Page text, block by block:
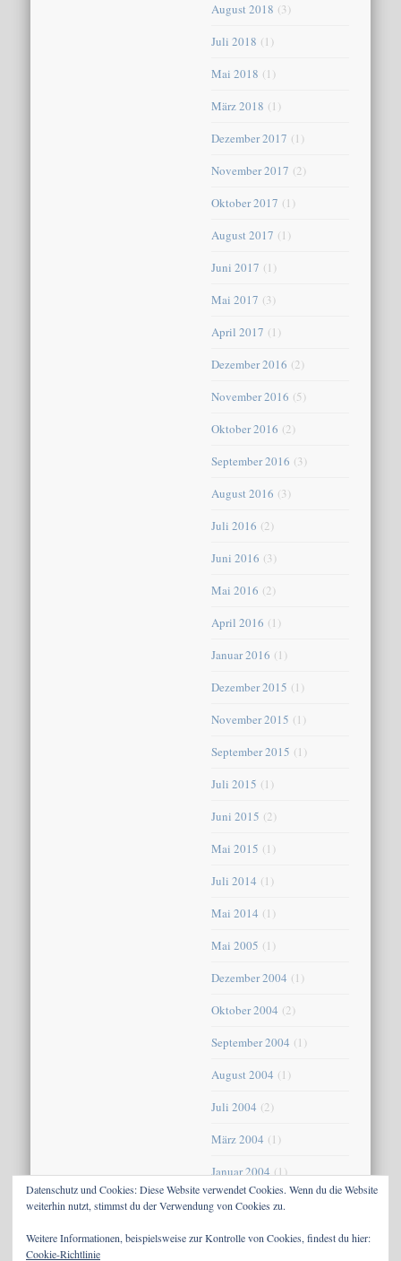
August 2018 (3)
Juli 2018 (1)
Mai 2018 (1)
März 2018 (1)
Dezember 2017 (1)
November 2017 (2)
Oktober 2017 (1)
August 2017 (1)
Juni 2017 (1)
Mai 2017 (3)
April 2017 (1)
Dezember 2016 (2)
November 2016 (5)
Oktober 2016 (2)
September 2016 (3)
August 2016 (3)
Juli 2016 (2)
Juni 2016 (3)
Mai 2016 (2)
April 2016 (1)
Januar 2016 (1)
Dezember 2015 (1)
November 2015 (1)
September 2015 (1)
Juli 2015 (1)
Juni 2015 (2)
Mai 2015 (1)
Juli 2014 (1)
Mai 2014 (1)
Mai 2005 (1)
Dezember 2004 (1)
Oktober 2004 (2)
September 2004 (1)
August 2004 (1)
Juli 2004 (2)
März 2004 (1)
Januar 2004(1)
Dezember 2003
Dezember 2002(1)
Datenschutz und Cookies: Diese Website verwendet Cookies. Wenn du die Website
weiterhin nutzt, stimmst du der Verwendung von Cookies zu.
Weitere Informationen, beispielsweise zur Kontrolle von Cookies, findest du hier:
Cookie-Richtlinie